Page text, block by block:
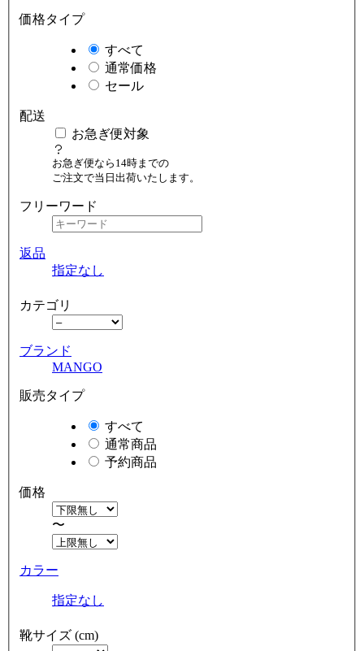
価格タイプ
すべて
通常価格
セール
配送
お急ぎ便対象
お急ぎ便なら14時までの
ご注文で当日出荷いたします。
フリーワード
返品
指定なし
カテゴリ
ブランド
MANGO
販売タイプ
すべて
通常商品
予約商品
価格
〜
カラー
指定なし
靴サイズ (cm)